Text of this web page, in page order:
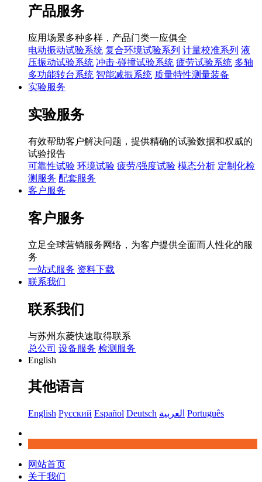
产品服务
应用场景多种多样，产品门类一应俱全
电动振动试验系统 复合环境试验系列 计量校准系列 液
压振动试验系统 冲击·碰撞试验系统 疲劳试验系统 多轴
多功能转台系统 智能减振系统 质量特性测量装备
实验服务
实验服务
有效帮助客户解决问题，提供精确的试验数据和权威的
试验报告
可靠性试验 环境试验 疲劳/强度试验 模态分析 定制化检
测服务 配套服务
客户服务
客户服务
立足全球营销服务网络，为客户提供全面而人性化的服
务
一站式服务 资料下载
联系我们
联系我们
与苏州东菱快速取得联系
总公司 设备服务 检测服务
English
其他语言
English Русский Español Deutsch العربية Português
网站首页
关于我们